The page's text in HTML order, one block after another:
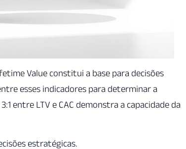
Value constitui a base para decisões
esses indicadores para determinar a
entre LTV e CAC demonstra a capacidade da
estratégicas.